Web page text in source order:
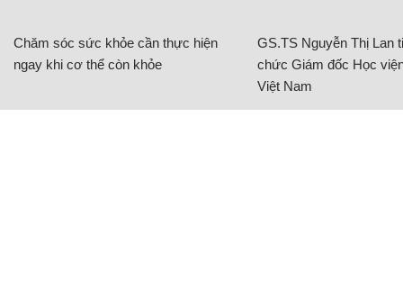
Chăm sóc sức khỏe cần thực hiện
ngay khi cơ thể còn khỏe
GS.TS Nguyễn Thị Lan
chức Giám đốc Học
Việt Nam